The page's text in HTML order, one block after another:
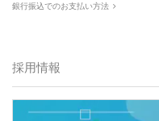
銀行振込でのお支払い方法
採用情報